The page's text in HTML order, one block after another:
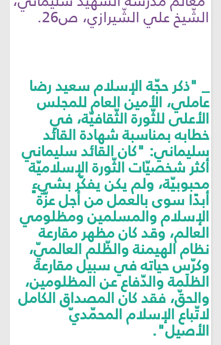
الشّيخ علي الشّيرازي، ص26.
_ "ذكر حجّة الإسلام سعيد رضا
عاملي، الأمين العام للمجلس
الأعلى للثّورة الثّقافيّة، في
خطابه بمناسبة شهادة القائد
سليماني: "كان القائد سليماني
أكثر شخصيّات الثّورة الإسلاميّة
محبوبيّة، ولم يكن يفكّر بشيءٍ
أبدًا سوى بالعمل من أجل عزّة
الإسلام والمسلمين ومظلومي
العالم، وقد كان مظهر مقارعة
نظام الهيمنة والظّلم العالميّ،
وكرّس حياته في سبيل مقارعة
الظلَمة والدّفاع عن المظلومين،
والحقّ، فقد كان المصداق الكامل
لاتّباع الإسلام المحمّديّ
الأصيل".